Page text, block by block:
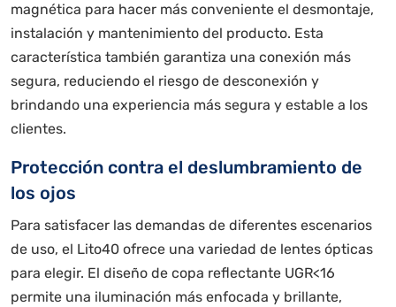
magnética para hacer más conveniente el desmontaje,
instalación y mantenimiento del producto. Esta
característica también garantiza una conexión más
segura, reduciendo el riesgo de desconexión y
brindando una experiencia más segura y estable a los
clientes.
Protección contra el deslumbramiento de
los ojos
Para satisfacer las demandas de diferentes escenarios
de uso, el Lito40 ofrece una variedad de lentes ópticas
para elegir. El diseño de copa reflectante UGR<16
permite una iluminación más enfocada y brillante,